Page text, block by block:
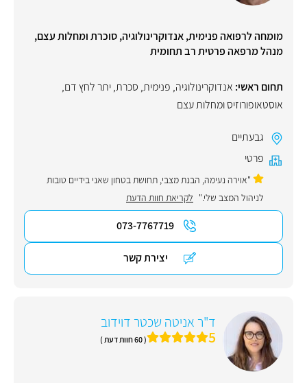
מומחה לרפואה פנימית, אנדוקרינולוגיה, סוכרת ומחלות עצם,
מנהל מרפאה פרטית רב תחומית
תחום ראשי: אנדוקרינולוגיה, פנימית, סכרת,יתר לחץ דם,
אוסטאופורוזיס ומחלות עצם
גבעתיים
פרטי
"אוירה נעימה, הבנת מצבי, תחושת בטחון שאני בידיים טובות
לניהול המצב שלי." לקריאת חוות הדעת
073-7767719
יצירת קשר
ד"ר אניטה שכטר דוידוב
5 ( 60 חוות דעת )